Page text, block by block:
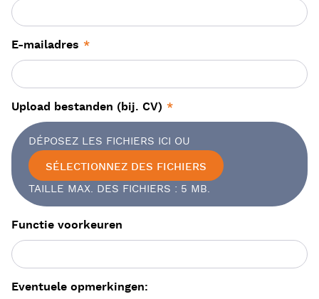
E-mailadres *
Upload bestanden (bij. CV) *
DÉPOSEZ LES FICHIERS ICI OU
SÉLECTIONNEZ DES FICHIERS
TAILLE MAX. DES FICHIERS : 5 MB.
Functie voorkeuren
Eventuele opmerkingen: